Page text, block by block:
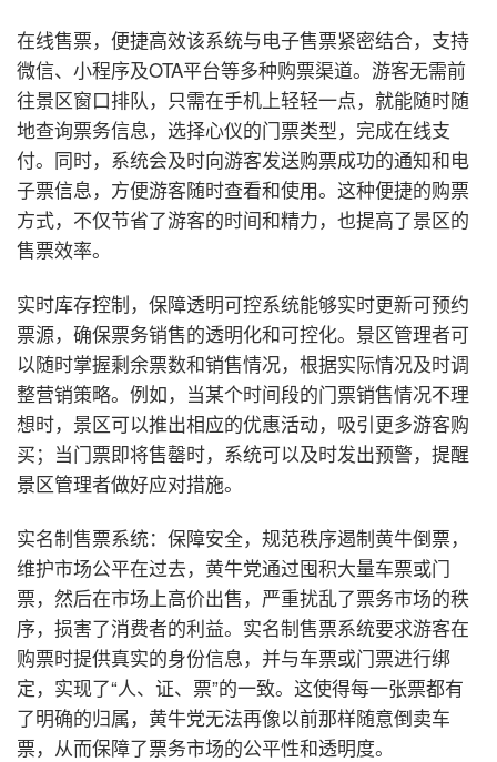
在线售票，便捷高效该系统与电子售票紧密结合，支持
微信、小程序及OTA平台等多种购票渠道。游客无需前
往景区窗口排队，只需在手机上轻轻一点，就能随时随
地查询票务信息，选择心仪的门票类型，完成在线支
付。同时，系统会及时向游客发送购票成功的通知和电
子票信息，方便游客随时查看和使用。这种便捷的购票
方式，不仅节省了游客的时间和精力，也提高了景区的
售票效率。
实时库存控制，保障透明可控系统能够实时更新可预约
票源，确保票务销售的透明化和可控化。景区管理者可
以随时掌握剩余票数和销售情况，根据实际情况及时调
整营销策略。例如，当某个时间段的门票销售情况不理
想时，景区可以推出相应的优惠活动，吸引更多游客购
买；当门票即将售罄时，系统可以及时发出预警，提醒
景区管理者做好应对措施。
实名制售票系统：保障安全，规范秩序遏制黄牛倒票，
维护市场公平在过去，黄牛党通过囤积大量车票或门
票，然后在市场上高价出售，严重扰乱了票务市场的秩
序，损害了消费者的利益。实名制售票系统要求游客在
购票时提供真实的身份信息，并与车票或门票进行绑
定，实现了“人、证、票”的一致。这使得每一张票都有
了明确的归属，黄牛党无法再像以前那样随意倒卖车
票，从而保障了票务市场的公平性和透明度。